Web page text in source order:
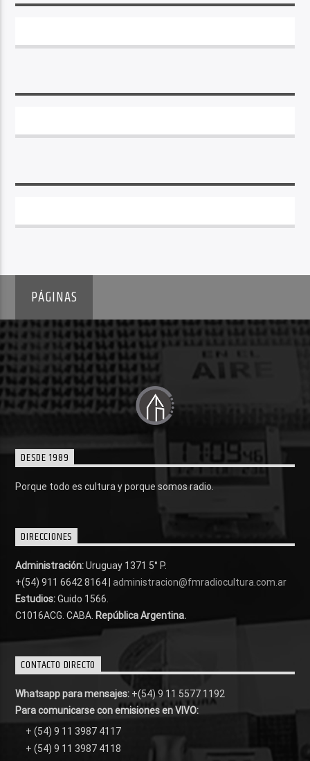
PÁGINAS
DESDE 1989
Porque todo es cultura y porque somos radio.
DIRECCIONES
Administración:Uruguay 1371 5° P.
+(54) 911 6642 8164 | administracion@fmradiocultura.com.ar
Estudios:Guido 1566.
C1016ACG . CABA. República Argentina.
CONTACTO DIRECTO
Whatsapp para mensajes: +(54) 9 11 5577 1192
Para comunicarse con emisiones en VIVO:
+ (54) 9 11 3987 4117
+ (54) 9 11 3987 4118